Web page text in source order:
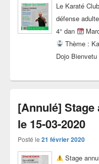
Le Karaté
défense
4° dan
Thème :
Dojo
[Annulé]
le 15-03-2020
Posté le 21 février 2020
Stage